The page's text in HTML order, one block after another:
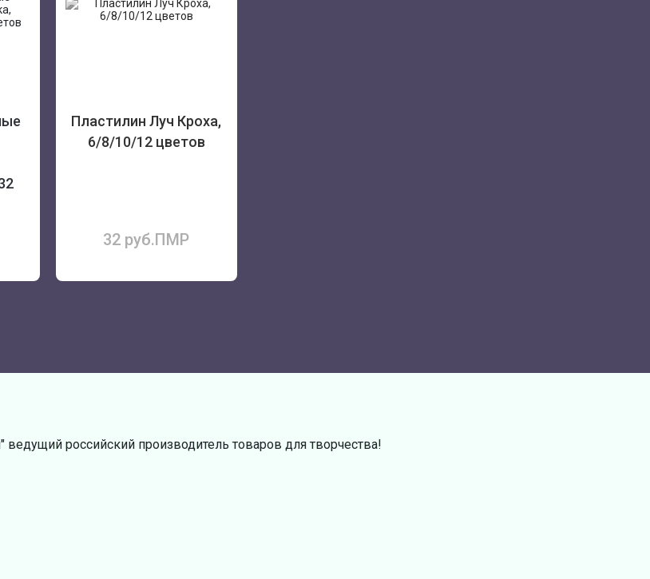
Пластилин Луч Кроха,
6/8/10/12 цветов
32 руб.ПМР
ведущий российский производитель товаров для творчества!